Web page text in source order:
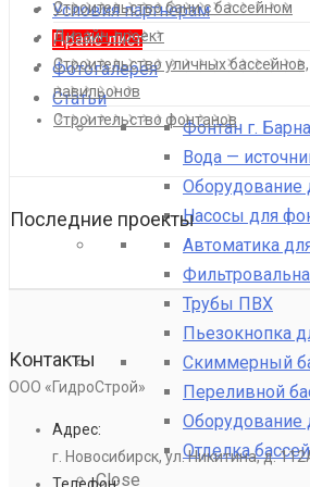
Условия партнерам
Прайс лист
Фотогалерея
Статьи
Фонтан г.
Вода —
Оборудование
Насосы для
Автоматика
Трубы ПВХ
Пьезокнопка
Скиммерный
Переливной
Оборудование
Отделка
Close
Строительство бани с бассейном
Дизайн-проект
Строительство уличных бассейнов,
павильонов
Строительство фонтанов
Последние проекты
Контакты
ООО «ГидроСтрой»
Адрес:
г. Новосибирск, ул. Никитина, д.